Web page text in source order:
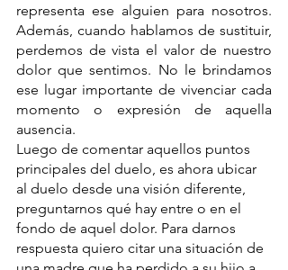
representa ese alguien para nosotros.
Además, cuando hablamos de sustituir,
perdemos de vista el valor de nuestro
dolor que sentimos. No le brindamos
ese lugar importante de vivenciar cada
momento o expresión de aquella
ausencia.
Luego de comentar aquellos puntos
principales del duelo, es ahora ubicar
al duelo desde una visión diferente,
preguntarnos qué hay entre o en el
fondo de aquel dolor. Para darnos
respuesta quiero citar una situación de